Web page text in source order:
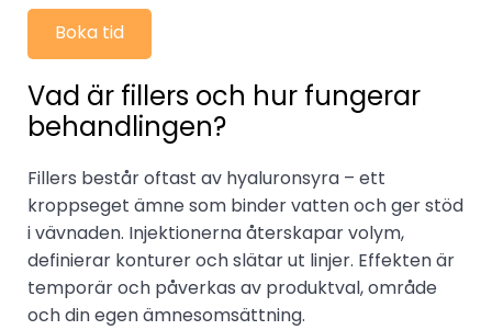
Boka tid
Vad är fillers och hur fungerar
behandlingen?
Fillers består oftast av hyaluronsyra – ett
kroppseget ämne som binder vatten och ger stöd
i vävnaden. Injektionerna återskapar volym,
definierar konturer och slätar ut linjer. Effekten är
temporär och påverkas av produktval, område
och din egen ämnesomsättning.